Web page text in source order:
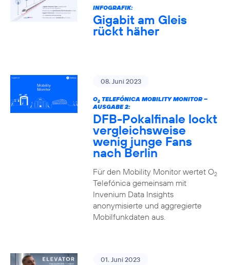
INFOGRAFIK:
Gigabit am Gleis
rückt häher
08. Juni 2023
O2TELEFÓNICA MOBILITY MONITOR –
AUSGABE 2:
DFB-Pokalfinale lockt
vergleichsweise
wenig junge Fans
nach Berlin
Für den Mobility Monitor wertet O2
Telefónica gemeinsam mit
Invenium Data Insights
anonymisierte und aggregierte
Mobilfunkdaten aus.
01. Juni 2023